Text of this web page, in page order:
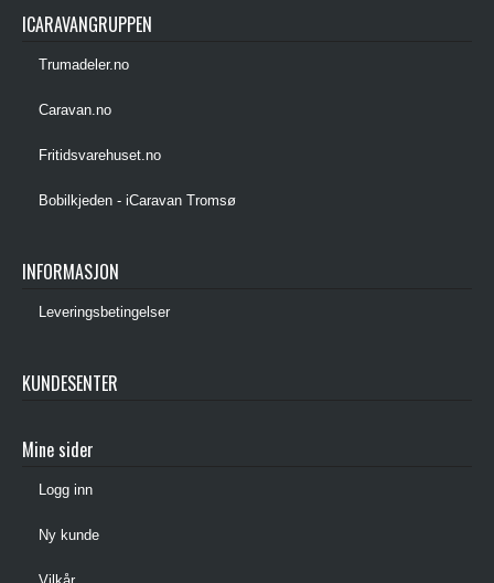
ICARAVANGRUPPEN
Trumadeler.no
Caravan.no
Fritidsvarehuset.no
Bobilkjeden - iCaravan Tromsø
INFORMASJON
Leveringsbetingelser
KUNDESENTER
Mine sider
Logg inn
Ny kunde